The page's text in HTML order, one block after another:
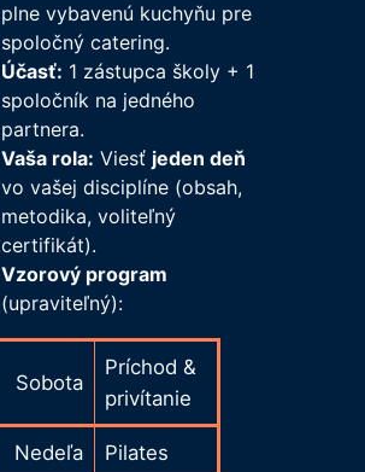
plne vybavenú kuchyňu pre
spoločný catering.
Účasť: 1 zástupca školy + 1
spoločník na jedného
partnera.
Vaša rola: Viesť jeden deň
vo vašej disciplíne (obsah,
metodika, voliteľný
certifikát).
Vzorový program
(upraviteľný):
Sobota
Príchod &
privítanie
Nedeľa Pilates